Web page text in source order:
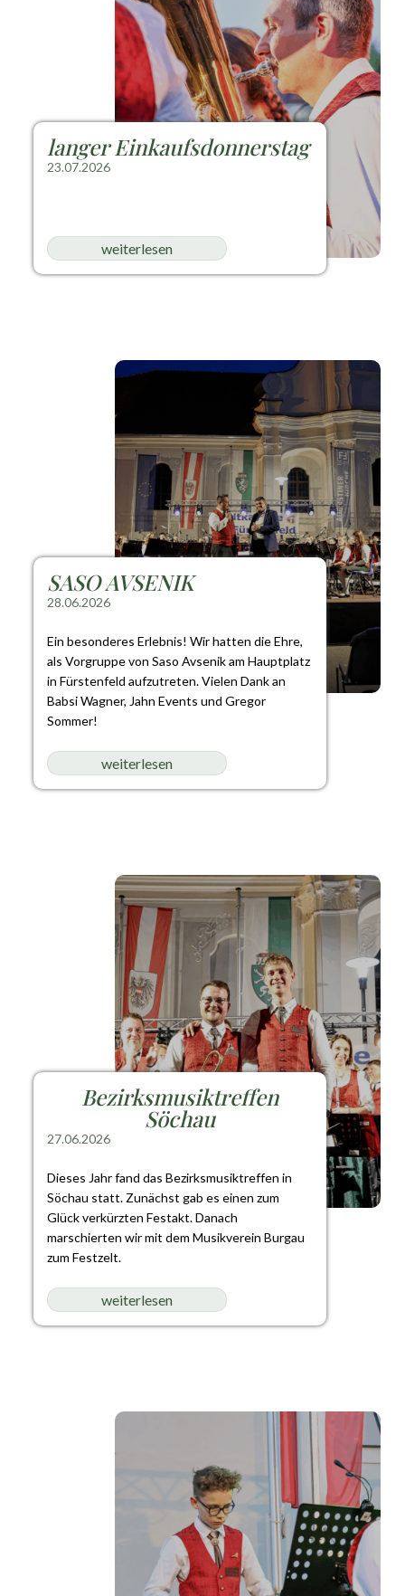
langer Einkaufsdonnerstag
23.07.2026
weiterlesen
SASO AVSENIK
28.06.2026
Ein besonderes Erlebnis! Wir hatten die Ehre,
als Vorgruppe von Saso Avsenik am Hauptplatz
in Fürstenfeld aufzutreten. Vielen Dank an
Babsi Wagner, Jahn Events und Gregor
Sommer!
weiterlesen
Bezirksmusiktreffen
Söchau
27.06.2026
Dieses Jahr fand das Bezirksmusiktreffen in
Söchau statt. Zunächst gab es einen zum
Glück verkürzten Festakt. Danach
marschierten wir mit dem Musikverein Burgau
zum Festzelt.
weiterlesen